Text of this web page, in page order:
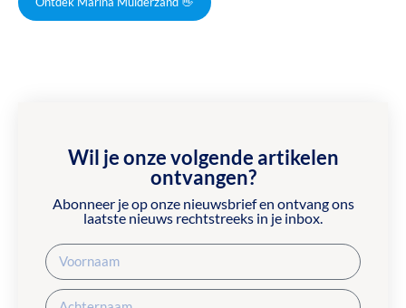
Wil je onze volgende artikelen
ontvangen?
Abonneer je op onze nieuwsbrief en ontvang ons
laatste nieuws rechtstreeks in je inbox.